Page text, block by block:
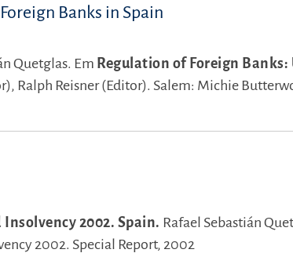
Banks in Spain
Quetglas. Em Regulation of Foreign
Ralph Reisner (Editor). Salem: Michie
2002. Spain. Rafael Sebastián
2002. Special Report, 2002